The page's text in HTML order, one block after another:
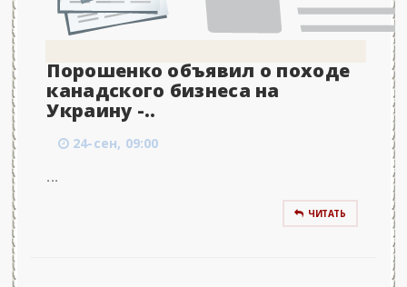
Порошенко объявил о походе
канадского бизнеса на
Украину -..
24-сен, 09:00
...
ЧИТАТЬ